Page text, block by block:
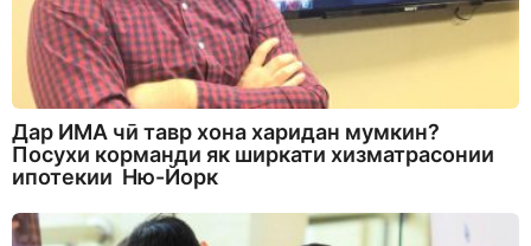
Дар ИМА чӣ тавр хона харидан мумкин?
Посухи корманди як ширкати хизматрасонии
ипотекии Ню-Йорк